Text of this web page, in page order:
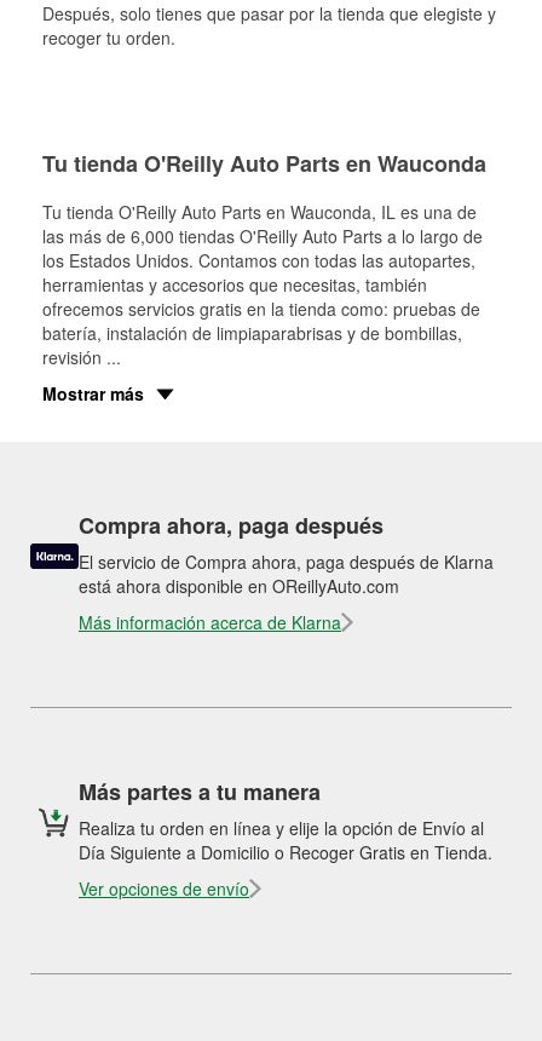
Después, solo tienes que pasar por la tienda que elegiste y
recoger tu orden.
Tu tienda O'Reilly Auto Parts en Wauconda
Tu tienda O'Reilly Auto Parts en Wauconda, IL es una de
las más de 6,000 tiendas O'Reilly Auto Parts a lo largo de
los Estados Unidos. Contamos con todas las autopartes,
herramientas y accesorios que necesitas, también
ofrecemos servicios gratis en la tienda como: pruebas de
batería, instalación de limpiaparabrisas y de bombillas,
revisión ...
Mostrar más
Compra ahora, paga después
El servicio de Compra ahora, paga después de Klarna
está ahora disponible en OReillyAuto.com
Más información acerca de Klarna
Más partes a tu manera
Realiza tu orden en línea y elije la opción de Envío al
Día Siguiente a Domicilio o Recoger Gratis en Tienda.
Ver opciones de envío